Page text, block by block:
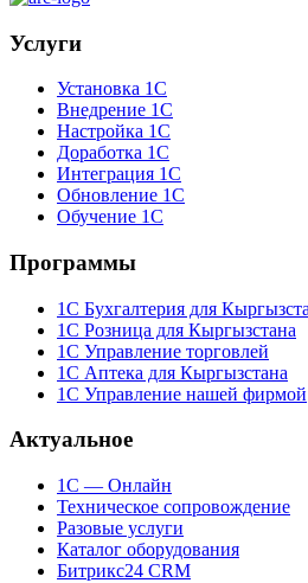
Услуги
Установка 1С
Внедрение 1С
Настройка 1С
Доработка 1С
Интеграция 1С
Обновление 1С
Обучение 1С
Программы
1С Бухгалтерия для
1С Розница для Кыргызстана
1С Управление торговлей
1С Аптека для Кыргызстана
1С Управление нашей фирмой
Актуальное
1С — Онлайн
Техническое сопровождение
Разовые услуги
Каталог оборудования
Битрикс24 CRM